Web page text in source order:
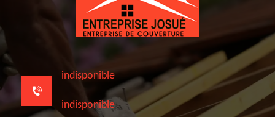
indisponible
indisponible